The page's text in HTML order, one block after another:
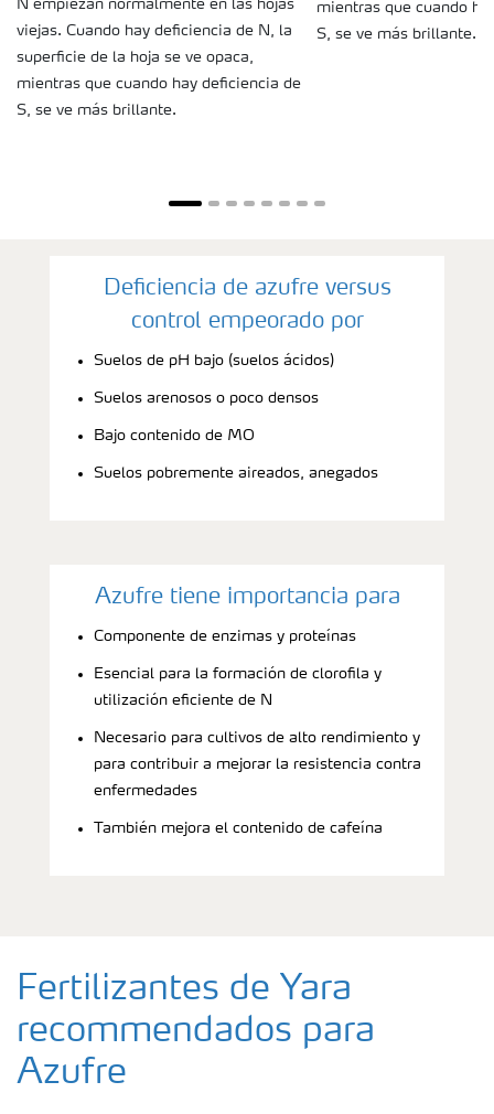
N empiezan normalmente en las hojas
viejas. Cuando hay deficiencia de N, la
superficie de la hoja se ve opaca,
mientras que cuando hay deficiencia de
S, se ve más brillante.
mientras que cuando
S, se ve más brillante.
Deficiencia de azufre versus
control empeorado por
Suelos de pH bajo (suelos ácidos)
Suelos arenosos o poco densos
Bajo contenido de MO
Suelos pobremente aireados, anegados
Azufre tiene importancia para
Componente de enzimas y proteínas
Esencial para la formación de clorofila y
utilización eficiente de N
Necesario para cultivos de alto rendimiento y
para contribuir a mejorar la resistencia contra
enfermedades
También mejora el contenido de cafeína
Fertilizantes de Yara
recommendados para
Azufre